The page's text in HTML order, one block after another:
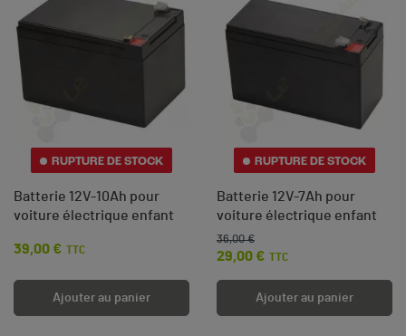
RUPTURE DE STOCK
Batterie 12V-10Ah pour
voiture électrique enfant
Prix
39,00 € TTC
Ajouter au panier
RUPTURE DE STOCK
Batterie 12V-7Ah pour
voiture électrique enfant
Prix de base
36,00 €
Prix
29,00 €
TTC
Ajouter au panier